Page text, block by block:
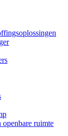
openbare ruimte